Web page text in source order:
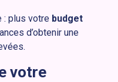
: plus votre budget
d’obtenir une
votre